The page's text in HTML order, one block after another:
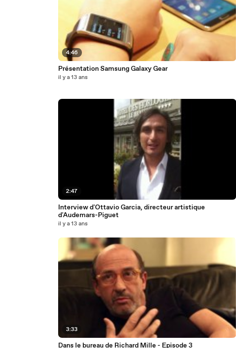
4:46
Présentation Samsung Galaxy Gear
il y a 13 ans
2:47
Interview d'Ottavio Garcia, directeur artistique
d'Audemars-Piguet
il y a 13 ans
3:33
Dans le bureau de Richard Mille - Episode 3